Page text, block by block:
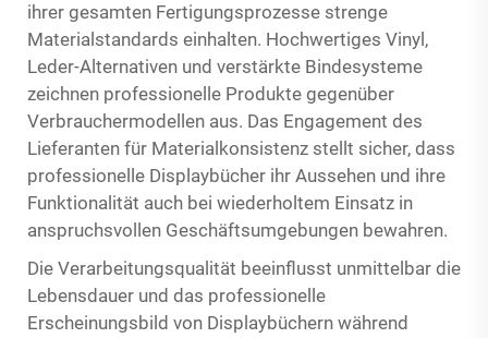
ihrer gesamten Fertigungsprozesse strenge
Materialstandards einhalten. Hochwertiges Vinyl,
Leder-Alternativen und verstärkte Bindesysteme
zeichnen professionelle Produkte gegenüber
Verbrauchermodellen aus. Das Engagement des
Lieferanten für Materialkonsistenz stellt sicher, dass
professionelle Displaybücher ihr Aussehen und ihre
Funktionalität auch bei wiederholtem Einsatz in
anspruchsvollen Geschäftsumgebungen bewahren.
Die Verarbeitungsqualität beeinflusst unmittelbar die
Lebensdauer und das professionelle
Erscheinungsbild von Displaybüchern während